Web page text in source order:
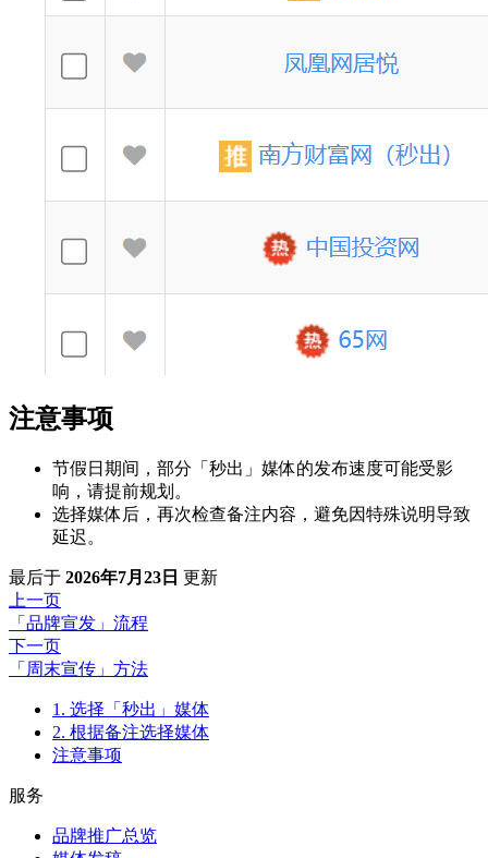
注意事项
节假日期间，部分「秒出」媒体的发布速度可能受影
响，请提前规划。
选择媒体后，再次检查备注内容，避免因特殊说明导致
延迟。
最后于 2026年7月23日 更新
上一页
「品牌宣发」流程
下一页
「周末宣传」方法
1. 选择「秒出」媒体
2. 根据备注选择媒体
注意事项
服务
品牌推广总览